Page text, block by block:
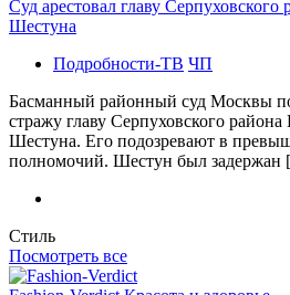
Суд арестовал главу
Шестуна
Подробности-ТВ ЧП
Басманный районный суд Москвы
стражу главу Серпуховского
Шестуна. Его подозревают в
полномочий. Шестун был
Стиль
Посмотреть все